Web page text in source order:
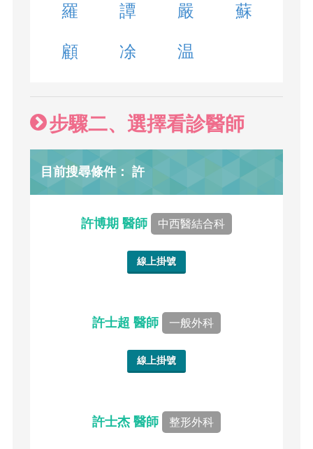
羅 譚 嚴 蘇
顧 凃 温
步驟二、選擇看診醫師
目前搜尋條件： 許
許博期 醫師 中西醫結合科
線上掛號
許士超 醫師 一般外科
線上掛號
許士杰 醫師 整形外科